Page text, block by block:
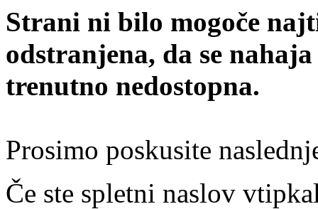
Strani ni bilo mogoče
odstranjena, da se
trenutno nedostopna.
Prosimo poskusite
Če ste spletni naslov